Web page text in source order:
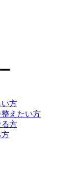
い方
整えたい方
る方
方